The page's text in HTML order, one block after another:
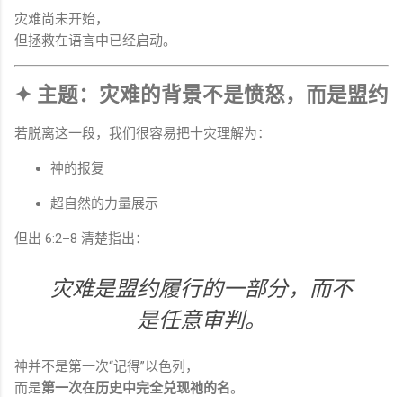
灾难尚未开始，
但拯救在语言中已经启动。
✦ 主题：灾难的背景不是愤怒，而是盟约
若脱离这一段，我们很容易把十灾理解为：
神的报复
超自然的力量展示
但出 6:2–8 清楚指出：
灾难是盟约履行的一部分，而不
是任意审判。
神并不是第一次“记得”以色列，
而是第一次在历史中完全兑现祂的名。